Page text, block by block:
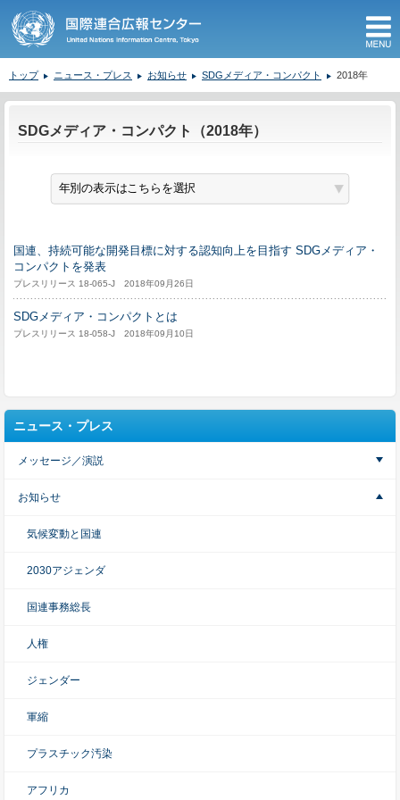
トップ ニュース・プレス お知らせ SDGメディア・コンパクト 2018年
SDGメディア・コンパクト（2018年）
国連、持続可能な開発目標に対する認知向上を目指す SDGメディア・
コンパクトを発表
プレスリリース 18-065-J 2018年09月26日
SDGメディア・コンパクトとは
プレスリリース 18-058-J 2018年09月10日
ニュース・プレス
メッセージ／演説
お知らせ
気候変動と国連
2030アジェンダ
国連事務総長
人権
ジェンダー
軍縮
プラスチック汚染
アフリカ